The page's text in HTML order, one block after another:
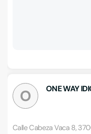
O ONE WAY
Calle Cabeza Vaca 8,